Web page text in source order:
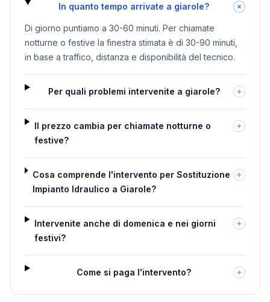
In quanto tempo arrivate a giarole?
Di giorno puntiamo a 30-60 minuti. Per chiamate
notturne o festive la finestra stimata è di 30-90 minuti,
in base a traffico, distanza e disponibilità del tecnico.
Per quali problemi intervenite a giarole?
Il prezzo cambia per chiamate notturne o
festive?
Cosa comprende l'intervento per Sostituzione
Impianto Idraulico a Giarole?
Intervenite anche di domenica e nei giorni
festivi?
Come si paga l'intervento?